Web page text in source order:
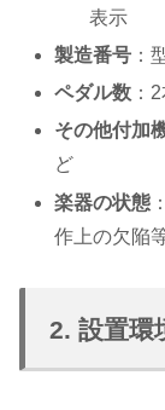
表示
製造番号 ：
ペダル数 ：
その他付加
ど
楽器の状態
作上の欠陥
2. 設置環